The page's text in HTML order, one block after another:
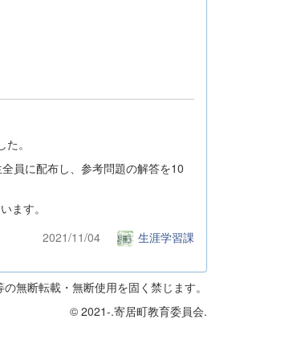
。
員に配布し、参考問題の解答を10
ます。
2021/11/04 生涯学習課
無断転載・無断使用を固く禁じます。
© 2021-.寄居町教育委員会.